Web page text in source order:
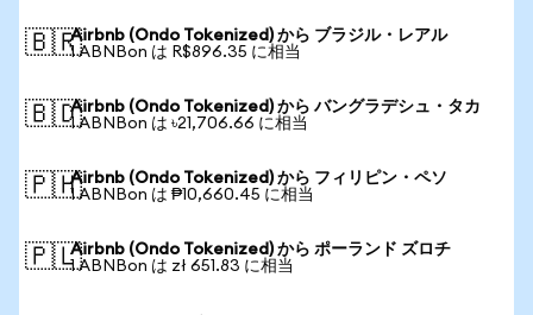
🇧🇷Airbnb (Ondo Tokenized) から ブラジル・レアル
1 ABNBon は R$896.35 に相当
🇧🇩Airbnb (Ondo Tokenized) から バングラデシュ・タカ
1 ABNBon は ৳21,706.66 に相当
🇵🇭Airbnb (Ondo Tokenized) から フィリピン・ペソ
1 ABNBon は ₱10,660.45 に相当
🇵🇱Airbnb (Ondo Tokenized) から ポーランド ズロチ
1 ABNBon は zł 651.83 に相当